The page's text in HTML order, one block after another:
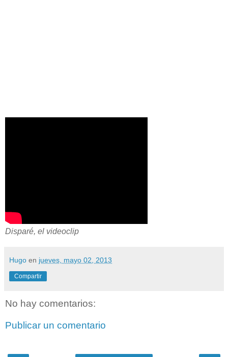
Disparé, el videoclip
Hugo en jueves, mayo 02, 2013
Compartir
No hay comentarios:
Publicar un comentario